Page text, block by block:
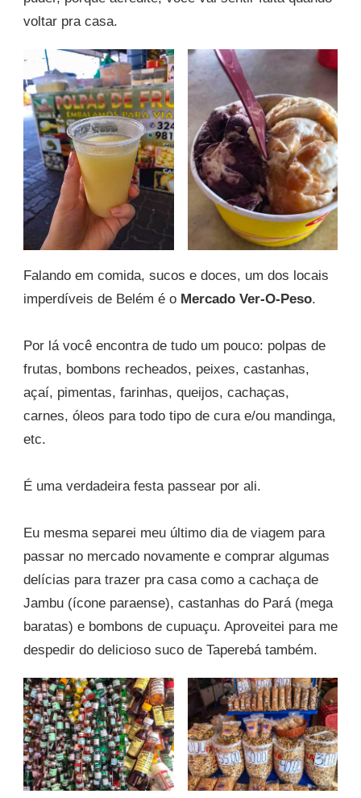
voltar pra casa.
Falando em comida, sucos e doces, um dos locais
imperdíveis de Belém é o Mercado Ver-O-Peso.
Por lá você encontra de tudo um pouco: polpas de
frutas, bombons recheados, peixes, castanhas,
açaí, pimentas, farinhas, queijos, cachaças,
carnes, óleos para todo tipo de cura e/ou mandinga,
etc.
É uma verdadeira festa passear por ali.
Eu mesma separei meu último dia de viagem para
passar no mercado novamente e comprar algumas
delícias para trazer pra casa como a cachaça de
Jambu (ícone paraense), castanhas do Pará (mega
baratas) e bombons de cupuaçu. Aproveitei para me
despedir do delicioso suco de Taperebá também.